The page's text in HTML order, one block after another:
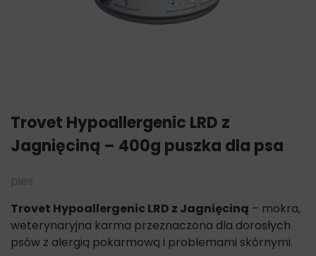
Trovet Hypoallergenic LRD z
Jagnięciną – 400g puszka dla psa
pies
Trovet Hypoallergenic LRD z Jagnięciną – mokra,
weterynaryjna karma przeznaczona dla dorosłych
psów z alergią pokarmową i problemami skórnymi.